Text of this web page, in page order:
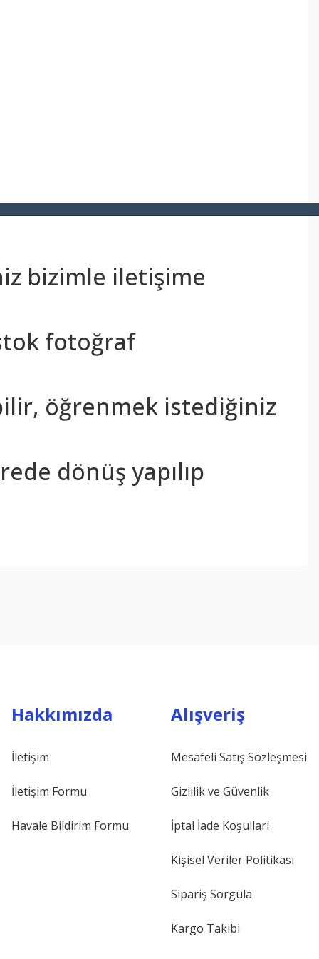
bizimle iletişime
fotoğraf
öğrenmek istediğiniz
dönüş yapılıp
Hakkımızda
İletişim
İletişim Formu
Havale Bildirim Formu
Alışveriş
Mesafeli Satış Sözleşmesi
Gizlilik ve Güvenlik
İptal İade Koşullari
Kişisel Veriler Politikası
Sipariş Sorgula
Kargo Takibi